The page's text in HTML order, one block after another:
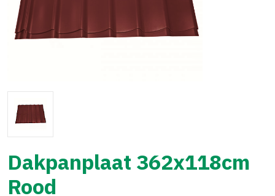
Dakpanplaat 362x118cm
Rood